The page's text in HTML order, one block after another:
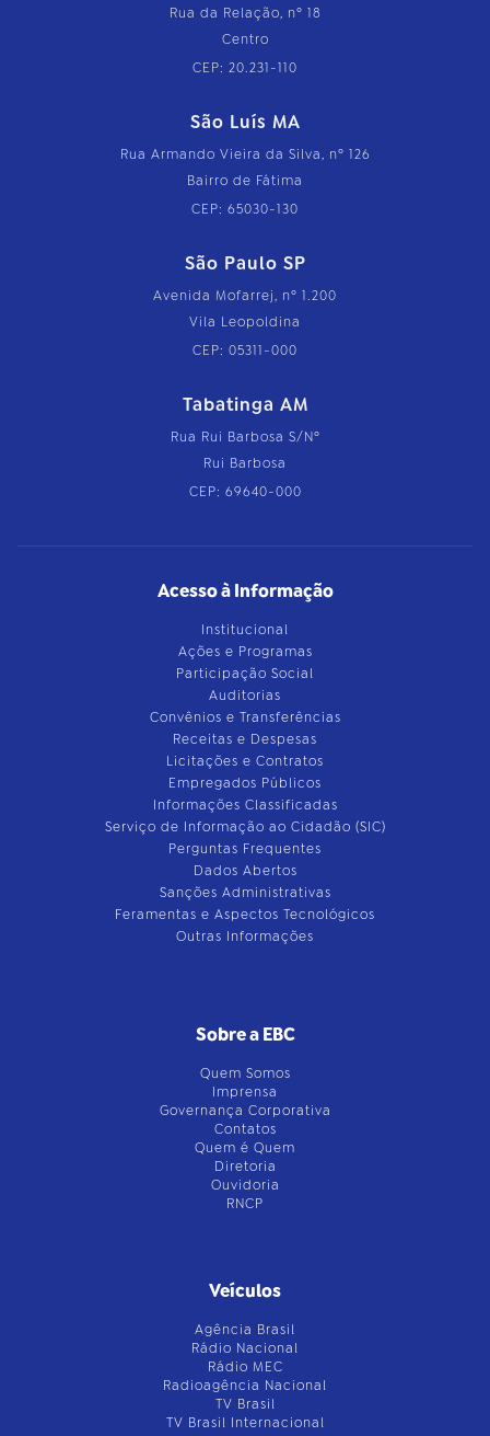
Rua da Relação, nº 18
Centro
CEP: 20.231-110
São Luís MA
Rua Armando Vieira da Silva, nº 126
Bairro de Fátima
CEP: 65030-130
São Paulo SP
Avenida Mofarrej, nº 1.200
Vila Leopoldina
CEP: 05311-000
Tabatinga AM
Rua Rui Barbosa S/Nº
Rui Barbosa
CEP: 69640-000
Acesso à Informação
Institucional
Ações e Programas
Participação Social
Auditorias
Convênios e Transferências
Receitas e Despesas
Licitações e Contratos
Empregados Públicos
Informações Classificadas
Serviço de Informação ao Cidadão (SIC)
Perguntas Frequentes
Dados Abertos
Sanções Administrativas
Feramentas e Aspectos Tecnológicos
Outras Informações
Sobre a EBC
Quem Somos
Imprensa
Governança Corporativa
Contatos
Quem é Quem
Diretoria
Ouvidoria
RNCP
Veículos
Agência Brasil
Rádio Nacional
Rádio MEC
Radioagência Nacional
TV Brasil
TV Brasil Internacional